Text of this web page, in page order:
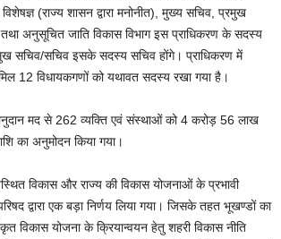
(राज्य शासन द्वारा मनोनीत), मुख्य सचिव, प्रमुख
अनुसूचित जाति विकास विभाग इस प्राधिकरण के सदस्य
सचिव/सचिव इसके सदस्य सचिव होंगे। प्राधिकरण में
12 विधायकगणों को यथावत सदस्य रखा गया है।
मद से 262 व्यक्ति एवं संस्थाओं को 4 करोड़ 56 लाख
का अनुमोदन किया गया।
विकास और राज्य की विकास योजनाओं के प्रभावी
द्वारा एक बड़ा निर्णय लिया गया। जिसके तहत भूखण्डों का
विकास योजना के क्रियान्वयन हेतु शहरी विकास नीति